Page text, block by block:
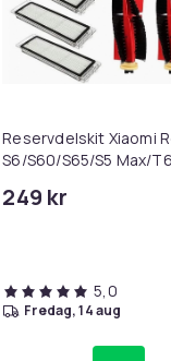
Xiaomi
Reservdelskit Xiaomi
S6/S60/S65/S5 Max/
249 kr
5,0
fredag, 14 aug